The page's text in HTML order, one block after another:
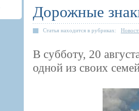
Дорожные
Статья находится в рубриках:
В субботу, 20
одной из своих